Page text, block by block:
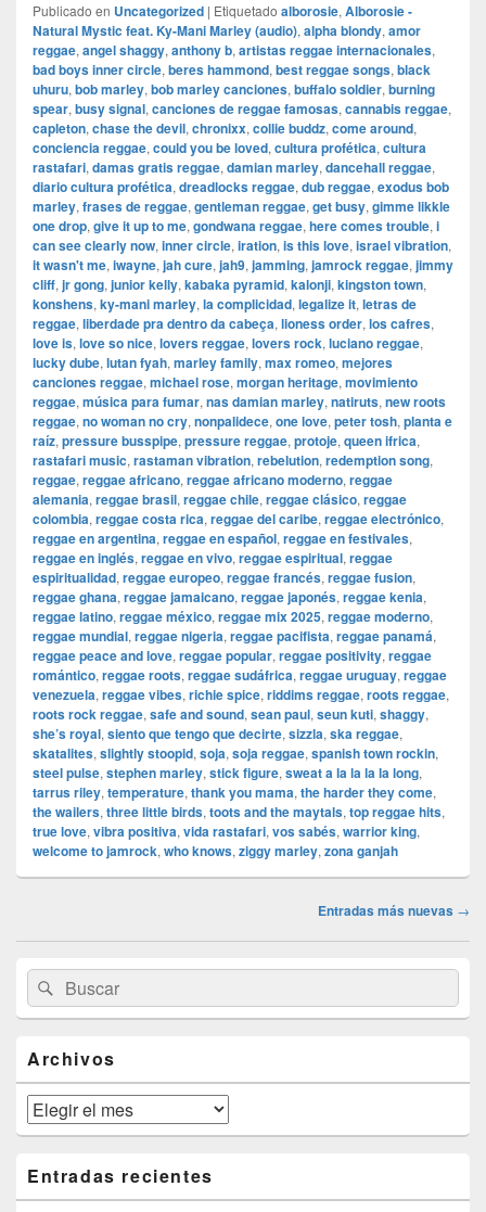
Publicado en Uncategorized | Etiquetado alborosie, Alborosie -
Natural Mystic feat. Ky-Mani Marley (audio), alpha blondy, amor
reggae, angel shaggy, anthony b, artistas reggae internacionales,
bad boys inner circle, beres hammond, best reggae songs, black
uhuru, bob marley, bob marley canciones, buffalo soldier, burning
spear, busy signal, canciones de reggae famosas, cannabis reggae,
capleton, chase the devil, chronixx, collie buddz, come around,
conciencia reggae, could you be loved, cultura profética, cultura
rastafari, damas gratis reggae, damian marley, dancehall reggae,
diario cultura profética, dreadlocks reggae, dub reggae, exodus bob
marley, frases de reggae, gentleman reggae, get busy, gimme likkle
one drop, give it up to me, gondwana reggae, here comes trouble, i
can see clearly now, inner circle, iration, is this love, israel vibration,
it wasn't me, iwayne, jah cure, jah9, jamming, jamrock reggae, jimmy
cliff, jr gong, junior kelly, kabaka pyramid, kalonji, kingston town,
konshens, ky-mani marley, la complicidad, legalize it, letras de
reggae, liberdade pra dentro da cabeça, lioness order, los cafres,
love is, love so nice, lovers reggae, lovers rock, luciano reggae,
lucky dube, lutan fyah, marley family, max romeo, mejores
canciones reggae, michael rose, morgan heritage, movimiento
reggae, música para fumar, nas damian marley, natiruts, new roots
reggae, no woman no cry, nonpalidece, one love, peter tosh, planta e
raíz, pressure busspipe, pressure reggae, protoje, queen ifrica,
rastafari music, rastaman vibration, rebelution, redemption song,
reggae, reggae africano, reggae africano moderno, reggae
alemania, reggae brasil, reggae chile, reggae clásico, reggae
colombia, reggae costa rica, reggae del caribe, reggae electrónico,
reggae en argentina, reggae en español, reggae en festivales,
reggae en inglés, reggae en vivo, reggae espiritual, reggae
espiritualidad, reggae europeo, reggae francés, reggae fusion,
reggae ghana, reggae jamaicano, reggae japonés, reggae kenia,
reggae latino, reggae méxico, reggae mix 2025, reggae moderno,
reggae mundial, reggae nigeria, reggae pacifista, reggae panamá,
reggae peace and love, reggae popular, reggae positivity, reggae
romántico, reggae roots, reggae sudáfrica, reggae uruguay, reggae
venezuela, reggae vibes, richie spice, riddims reggae, roots reggae,
roots rock reggae, safe and sound, sean paul, seun kuti, shaggy,
she’s royal, siento que tengo que decirte, sizzla, ska reggae,
skatalites, slightly stoopid, soja, soja reggae, spanish town rockin,
steel pulse, stephen marley, stick figure, sweat a la la la la long,
tarrus riley, temperature, thank you mama, the harder they come,
the wailers, three little birds, toots and the maytals, top reggae hits,
true love, vibra positiva, vida rastafari, vos sabés, warrior king,
welcome to jamrock, who knows, ziggy marley, zona ganjah
Entradas más nuevas →
área
de
widget
lateral
primaria
Buscar
por:
Buscar
Archivos
Archivos
Entradas recientes